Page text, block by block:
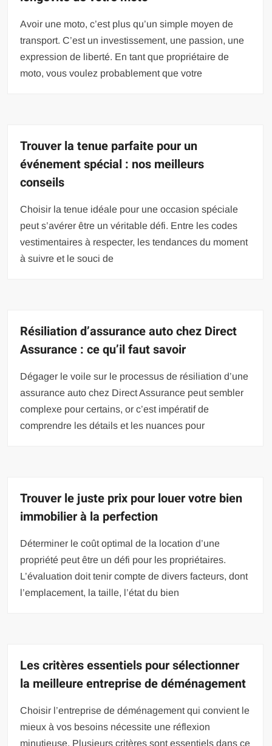
Avoir une moto, c’est plus qu’un simple moyen de
transport. C’est un investissement, une passion, une
expression de liberté. En tant que propriétaire de
moto, vous voulez probablement que votre
Trouver la tenue parfaite pour un
événement spécial : nos meilleurs
conseils
Choisir la tenue idéale pour une occasion spéciale
peut s’avérer être un véritable défi. Entre les codes
vestimentaires à respecter, les tendances du moment
à suivre et le souci de
Résiliation d’assurance auto chez Direct
Assurance : ce qu’il faut savoir
Dégager le voile sur le processus de résiliation d’une
assurance auto chez Direct Assurance peut sembler
complexe pour certains, or c’est impératif de
comprendre les détails et les nuances pour
Trouver le juste prix pour louer votre bien
immobilier à la perfection
Déterminer le coût optimal de la location d’une
propriété peut être un défi pour les propriétaires.
L’évaluation doit tenir compte de divers facteurs, dont
l’emplacement, la taille, l’état du bien
Les critères essentiels pour sélectionner
la meilleure entreprise de déménagement
Choisir l’entreprise de déménagement qui convient le
mieux à vos besoins nécessite une réflexion
minutieuse. Plusieurs critères sont essentiels dans ce